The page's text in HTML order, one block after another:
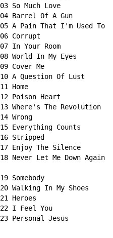
03 So Much Love
04 Barrel Of A Gun
05 A Pain That I'm Used To
06 Corrupt
07 In Your Room
08 World In My Eyes
09 Cover Me
10 A Question Of Lust
11 Home
12 Poison Heart
13 Where's The Revolution
14 Wrong
15 Everything Counts
16 Stripped
17 Enjoy The Silence
18 Never Let Me Down Again
19 Somebody
20 Walking In My Shoes
21 Heroes
22 I Feel You
23 Personal Jesus